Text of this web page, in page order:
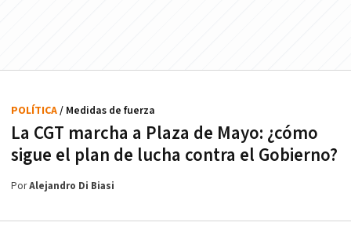
La CGT marcha a Plaza de Mayo: ¿cómo
sigue el plan de lucha contra el Gobierno?
POLÍTICA/ Medidas de fuerza
PorAlejandro Di Biasi